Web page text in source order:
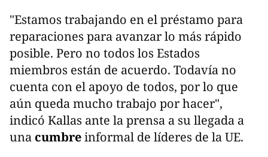
"Estamos trabajando en el préstamo para
reparaciones para avanzar lo más rápido
posible. Pero no todos los Estados
miembros están de acuerdo. Todavía no
cuenta con el apoyo de todos, por lo que
aún queda mucho trabajo por hacer",
indicó Kallas ante la prensa a su llegada a
una cumbreinformal de líderes de la UE.